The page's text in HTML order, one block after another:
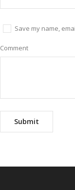
Save my name,
Comment